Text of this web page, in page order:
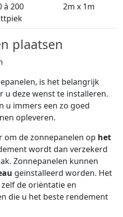
à 200
2m x 1m
plaatsen
is het belangrijk
u deze wenst te installeren.
u immers een zo goed
opleveren.
om de zonnepanelen op het
wordt dan verzekerd
Zonnepanelen kunnen
geïnstalleerd worden. Het
de oriëntatie en
die u het beste rendement